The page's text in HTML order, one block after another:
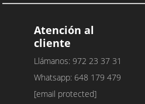
Atención al
cliente
Llámanos: 972 23 37 31
Whatsapp: 648 179 479
[email protected]